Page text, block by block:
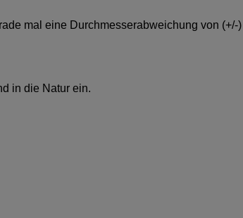
mal eine Durchmesserabweichung von (+/-
in die Natur ein.